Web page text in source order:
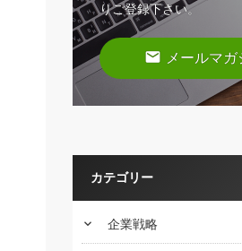
りご登録下さい。
email メールマ
カテゴリー
keyboard_arrow_down 企業戦略